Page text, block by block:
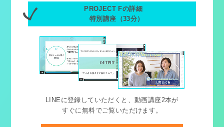
PROJECT Fの詳細
特別講座（33分）
LINEに登録していただくと、動画講座2本が
すぐに無料でご覧いただけます。